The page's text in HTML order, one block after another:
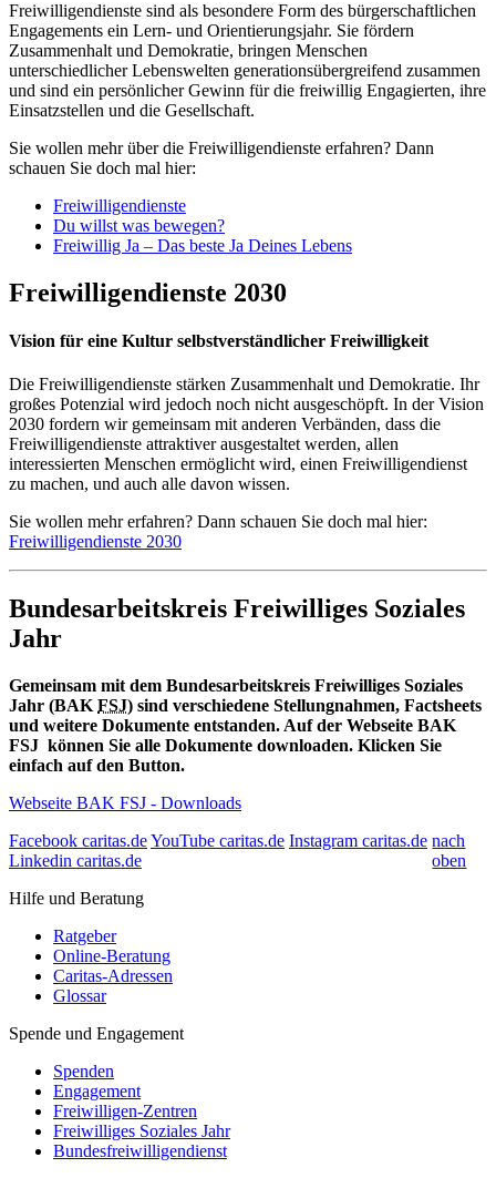
Freiwilligendienste sind als besondere Form des bürgerschaftlichen
Engagements ein Lern- und Orientierungsjahr. Sie fördern
Zusammenhalt und Demokratie, bringen Menschen
unterschiedlicher Lebenswelten generationsübergreifend zusammen
und sind ein persönlicher Gewinn für die freiwillig Engagierten, ihre
Einsatzstellen und die Gesellschaft.
Sie wollen mehr über die Freiwilligendienste erfahren? Dann
schauen Sie doch mal hier:
Freiwilligendienste
Du willst was bewegen?
Freiwillig Ja – Das beste Ja Deines Lebens
Freiwilligendienste 2030
Vision für eine Kultur selbstverständlicher Freiwilligkeit
Die Freiwilligendienste stärken Zusammenhalt und Demokratie. Ihr
großes Potenzial wird jedoch noch nicht ausgeschöpft. In der Vision
2030 fordern wir gemeinsam mit anderen Verbänden, dass die
Freiwilligendienste attraktiver ausgestaltet werden, allen
interessierten Menschen ermöglicht wird, einen Freiwilligendienst
zu machen, und auch alle davon wissen.
Sie wollen mehr erfahren? Dann schauen Sie doch mal hier:
Freiwilligendienste 2030
Bundesarbeitskreis Freiwilliges Soziales
Jahr
Gemeinsam mit dem Bundesarbeitskreis Freiwilliges Soziales
Jahr (BAK FSJ) sind verschiedene Stellungnahmen, Factsheets
und weitere Dokumente entstanden. Auf der Webseite BAK
FSJ können Sie alle Dokumente downloaden. Klicken Sie
einfach auf den Button.
Webseite BAK FSJ - Downloads
Facebook caritas.deYouTube caritas.de Instagram caritas.de
Linkedin caritas.de
nach
oben
Hilfe und Beratung
Ratgeber
Online-Beratung
Caritas-Adressen
Glossar
Spende und Engagement
Spenden
Engagement
Freiwilligen-Zentren
Freiwilliges Soziales Jahr
Bundesfreiwilligendienst